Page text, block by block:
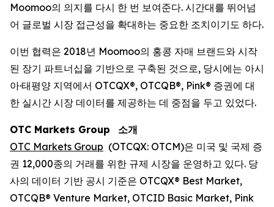
Moomoo의 의지를 다시 한 번 보여준다. 시간대를 뛰어넘
어 글로벌 시장 접근성을 확대하는 중요한 조치이기도 하다.
이번 협력은 2018년 Moomoo의 홍콩 자매 브랜드와 시작
된 장기 파트너십을 기반으로 구축된 것으로, 당시에는 아시
아·태평양 지역에서 OTCQX®, OTCQB®, Pink® 증권에 대
한 실시간 시장 데이터를 제공하는 데 중점을 두고 있었다.
OTC Markets Group
소개
OTC Markets Group (OTCQX: OTCM)은 미국 및 국제 증
권 12,000종의 거래를 위한 규제 시장을 운영하고 있다. 당
사의 데이터 기반 공시 기준은 OTCQX® Best Market,
OTCQB® Venture Market, OTCID Basic Market, Pink